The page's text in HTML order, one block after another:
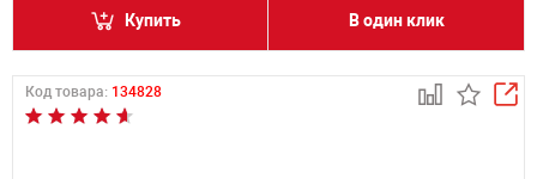
Купить В один клик
Код товара: 134828